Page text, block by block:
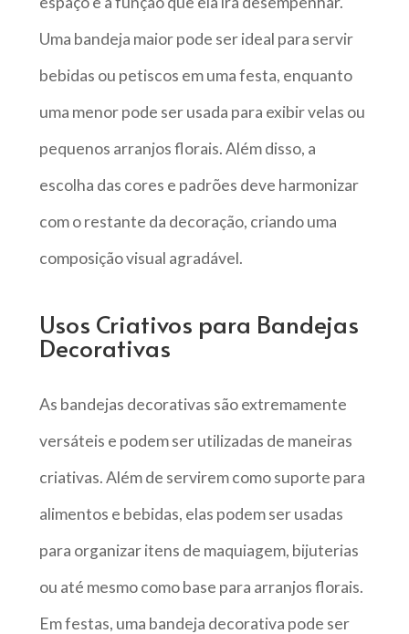
Uma bandeja maior pode ser ideal para servir
bebidas ou petiscos em uma festa, enquanto
uma menor pode ser usada para exibir velas ou
pequenos arranjos florais. Além disso, a
escolha das cores e padrões deve harmonizar
com o restante da decoração, criando uma
composição visual agradável.
Usos Criativos para Bandejas
Decorativas
As bandejas decorativas são extremamente
versáteis e podem ser utilizadas de maneiras
criativas. Além de servirem como suporte para
alimentos e bebidas, elas podem ser usadas
para organizar itens de maquiagem, bijuterias
ou até mesmo como base para arranjos florais.
Em festas, uma bandeja decorativa pode ser